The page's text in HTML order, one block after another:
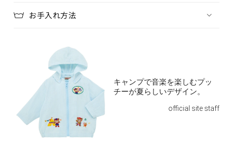
お手入れ方法
キャンプで音楽を楽しむプッ
チーが夏らしいデザイン。
official site staff